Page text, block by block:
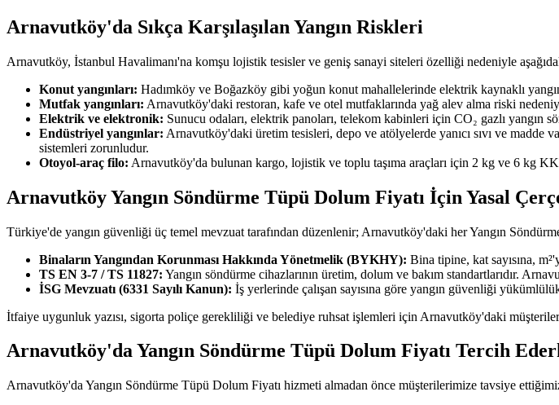
Arnavutköy'da Sıkça Karşılaşılan Yangın Riskleri
Arnavutköy, İstanbul Havalimanı'na komşu lojistik tesisler ve geniş sanayi siteleri özelliği nedeniyle
Konut yangınları: Hadımköy ve Boğazköy gibi yoğun konut mahallelerinde elektrik kaynaklı
Mutfak yangınları: Arnavutköy'daki restoran, kafe ve otel mutfaklarında yağ alev alma riski
Elektrik ve elektronik: Sunucu odaları, elektrik panoları, telekom kabinleri için CO₂ gazlı
Endüstriyel yangınlar: Arnavutköy'daki üretim tesisleri, depo ve atölyelerde yanıcı sıvı ve madde
sistemleri zorunludur.
Otoyol-araç filo: Arnavutköy'da bulunan kargo, lojistik ve toplu taşıma araçları için 2 kg ve 6 kg
Arnavutköy Yangın Söndürme Tüpü Dolum Fiyatı İçin Yasal
Türkiye'de yangın güvenliği üç temel mevzuat tarafından düzenlenir; Arnavutköy'daki her Yangın
Binaların Yangından Korunması Hakkında Yönetmelik (BYKHY): Bina tipine, kat sayısına,
TS EN 3-7 / TS 11827: Yangın söndürme cihazlarının üretim, dolum ve bakım standartlarıdır.
İSG Mevzuatı (6331 Sayılı Kanun): İş yerlerinde çalışan sayısına göre yangın güvenliği
İtfaiye uygunluk yazısı, sigorta poliçe gerekliliği ve belediye ruhsat işlemleri için Arnavutköy'daki
Arnavutköy'da Yangın Söndürme Tüpü Dolum Fiyatı Tercih
Arnavutköy'da Yangın Söndürme Tüpü Dolum Fiyatı hizmeti almadan önce müşterilerimize tavsiye